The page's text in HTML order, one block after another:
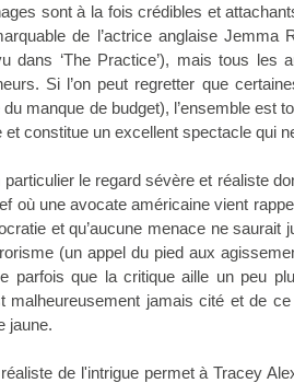
sont à la fois crédibles et
de l’actrice anglaise Jemma
dans ‘The Practice’), mais tous les
Si l’on peut regretter que
manque de budget), l’ensemble est
et constitue un excellent spectacle qui
le regard sévère et réaliste
où une avocate américaine vient
et qu’aucune menace ne saurait
(un appel du pied aux
parfois que la critique aille un peu
malheureusement jamais cité et de
jaune.
de l'intrigue permet à Tracey